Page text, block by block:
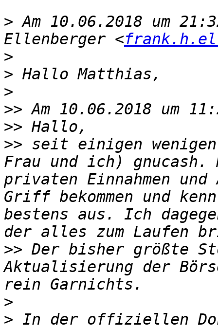
> Am 10.06.2018 um
Ellenberger <
>
>
>
>>
>>
>> seit einigen wenigen
Frau und ich) gnucash.
privaten Einnahmen
Griff bekommen und
bestens aus. Ich
>> Der bisher größte
Aktualisierung der
>
> In der offiziellen